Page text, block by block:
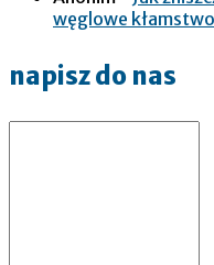
węglowe
napisz do nas